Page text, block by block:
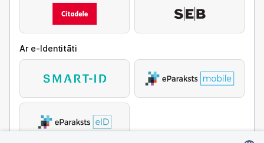
Ar e-Identitāti